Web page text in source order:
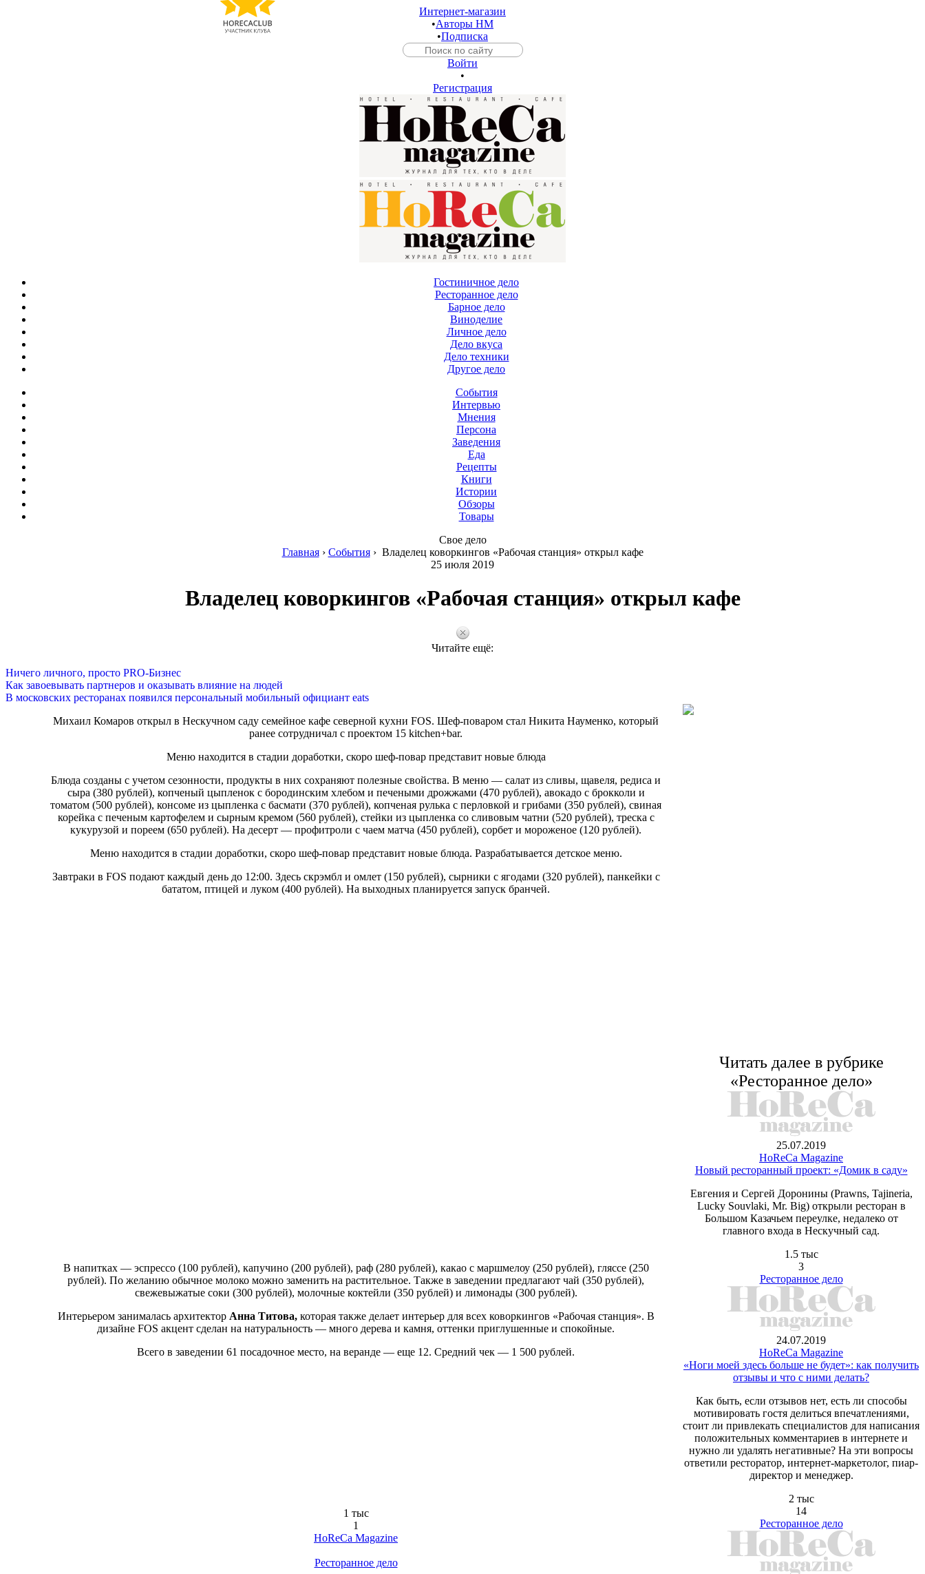
Интернет-магазин
•Авторы HM
•Подписка
Войти
•
Регистрация
Гостиничное дело
Ресторанное дело
Барное дело
Виноделие
Личное дело
Дело вкуса
Дело техники
Другое дело
События
Интервью
Мнения
Персона
Заведения
Еда
Рецепты
Книги
Истории
Обзоры
Товары
Свое дело
Главная› События› Владелец коворкингов «Рабочая станция» открыл кафе
25 июля 2019
Владелец коворкингов «Рабочая станция» открыл кафе
Читайте ещё:
Ничего личного, просто PRO-Бизнес
Как завоевывать партнеров и оказывать влияние на людей
В московских ресторанах появился персональный мобильный официант eats
Михаил Комаров открыл в Нескучном саду семейное кафе северной кухни FOS. Шеф-поваром стал Никита Науменко, который
ранее сотрудничал с проектом 15 kitchen+bar.
Меню находится в стадии доработки, скоро шеф-повар представит новые блюда
Блюда созданы с учетом сезонности, продукты в них сохраняют полезные свойства. В меню — салат из сливы, щавеля, редиса и
сыра (380 рублей), копченый цыпленок с бородинским хлебом и печеными дрожжами (470 рублей), авокадо с брокколи и
томатом (500 рублей), консоме из цыпленка с басмати (370 рублей), копченая рулька с перловкой и грибами (350 рублей), свиная
корейка с печеным картофелем и сырным кремом (560 рублей), cтейки из цыпленка со сливовым чатни (520 рублей), треска с
кукурузой и пореем (650 рублей). На десерт — профитроли с чаем матча (450 рублей), сорбет и мороженое (120 рублей).
Меню находится в стадии доработки, скоро шеф-повар представит новые блюда. Разрабатывается детское меню.
Завтраки в FOS подают каждый день до 12:00. Здесь скрэмбл и омлет (150 рублей), сырники с ягодами (320 рублей), панкейки с
бататом, птицей и луком (400 рублей). На выходных планируется запуск бранчей.
В напитках — эспрессо (100 рублей), капучино (200 рублей), раф (280 рублей), какао с маршмелоу (250 рублей), гляссе (250
рублей). По желанию обычное молоко можно заменить на растительное. Также в заведении предлагают чай (350 рублей),
свежевыжатые соки (300 рублей), молочные коктейли (350 рублей) и лимонады (300 рублей).
Интерьером занималась архитектор Анна Титова,которая также делает интерьер для всех коворкингов «Рабочая станция». В
дизайне FOS акцент сделан на натуральность — много дерева и камня, оттенки приглушенные и спокойные.
Всего в заведении 61 посадочное место, на веранде — еще 12. Средний чек — 1 500 рублей.
1 тыс
1
HoReCa Magazine
Ресторанное дело
Читать далее в рубрике
«Ресторанное дело»
25.07.2019
HoReCa Magazine
Новый ресторанный проект: «Домик в саду»
Евгения и Сергей Доронины (Prawns, Tajineria,
Lucky Souvlaki, Mr. Big) открыли ресторан в
Большом Казачьем переулке, недалеко от
главного входа в Нескучный сад.
1.5 тыс
3
Ресторанное дело
24.07.2019
HoReCa Magazine
«Ноги моей здесь больше не будет»: как получить
отзывы и что с ними делать?
Как быть, если отзывов нет, есть ли способы
мотивировать гостя делиться впечатлениями,
стоит ли привлекать специалистов для написания
положительных комментариев в интернете и
нужно ли удалять негативные? На эти вопросы
ответили ресторатор, интернет-маркетолог, пиар-
директор и менеджер.
2 тыс
14
Ресторанное дело